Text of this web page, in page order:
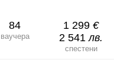
84
ваучера
1 299 €
2 541лв.
спестени